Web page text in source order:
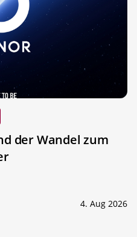
der Wandel zum
4. Aug 2026